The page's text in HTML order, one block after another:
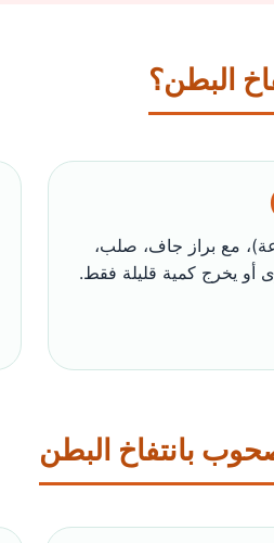
البطن؟
ندرة في التبرز (أقل من مرة كل 48 ساعة)، مع براز جاف، صلب،
أو يخرج كمية قليلة فقط.
بانتفاخ البطن